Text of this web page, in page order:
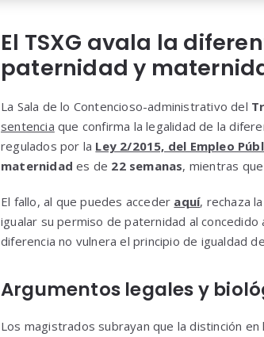
El TSXG avala la
paternidad y
La Sala de lo Contencioso-administrativo del
sentencia que confirma la legalidad de la
regulados por la Ley 2/2015, del Empleo
maternidad es de 22 semanas, mientras
El fallo, al que puedes acceder aquí, rechaza
igualar su permiso de paternidad al concedido
diferencia no vulnera el principio de igualdad
Argumentos legales y
Los magistrados subrayan que la distinción